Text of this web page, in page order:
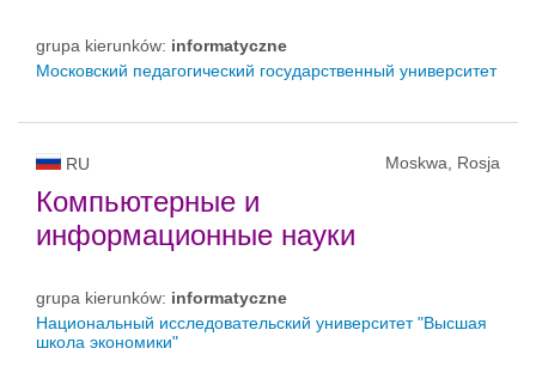
grupa kierunków: informatyczne
Московский педагогический государственный университет
RU Moskwa, Rosja
Компьютерные и
информационные науки
grupa kierunków: informatyczne
Национальный исследовательский университет "Высшая
школа экономики"